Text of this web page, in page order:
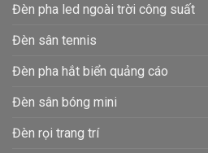
Đèn pha led ngoài trời công suất
Đèn sân tennis
Đèn pha hắt biển quảng cáo
Đèn sân bóng mini
Đèn rọi trang trí